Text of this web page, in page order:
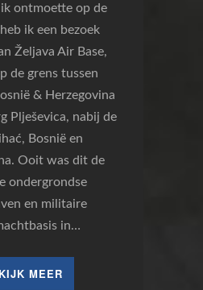
ik ontmoette op de
ik een bezoek
Željava Air Base,
de grens tussen
& Herzegovina
Plješevica, nabij de
Bosnië en
Ooit was dit de
ondergrondse
en militaire
in…
MEER